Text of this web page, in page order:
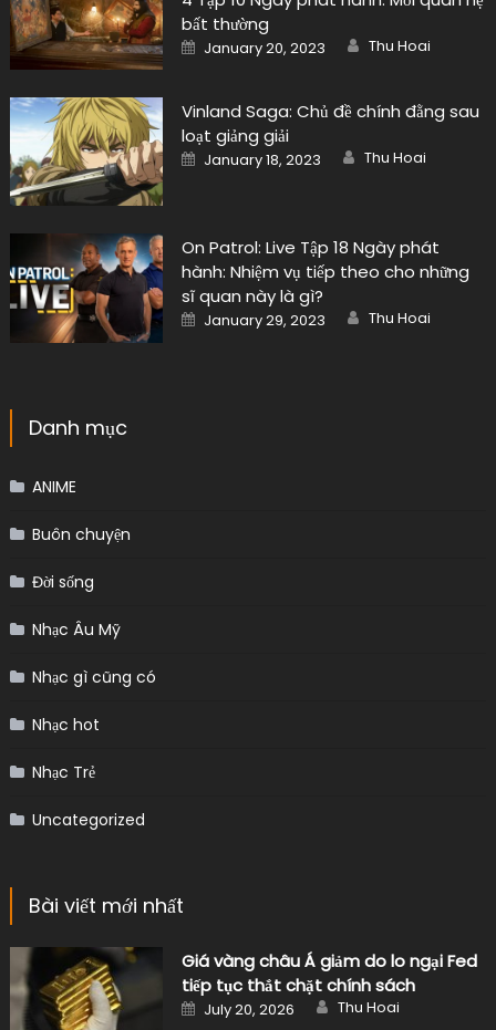
bất thường
Posted
on
January 20, 2023 Author
Thu Hoai
Vinland Saga: Chủ đề chính đằng sau
loạt giảng giải
Posted
on
January 18, 2023 Author
Thu Hoai
On Patrol: Live Tập 18 Ngày phát
hành: Nhiệm vụ tiếp theo cho những
sĩ quan này là gì?
Posted
on
January 29, 2023 Author
Thu Hoai
Danh mục
ANIME
Buôn chuyện
Đời sống
Nhạc Âu Mỹ
Nhạc gì cũng có
Nhạc hot
Nhạc Trẻ
Uncategorized
Bài viết mới nhất
Giá vàng châu Á giảm do lo ngại Fed
tiếp tục thắt chặt chính sách
Posted
on
July 20, 2026 Author
Thu Hoai